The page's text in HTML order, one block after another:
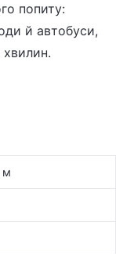
попиту:
й автобуси,
хвилин.
м